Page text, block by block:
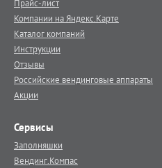
Компании на Яндекс.Карте
Каталог компаний
Инструкции
Отзывы
Российские вендинговые аппараты
Акции
Сервисы
Заполняшки
Вендинг.Компас